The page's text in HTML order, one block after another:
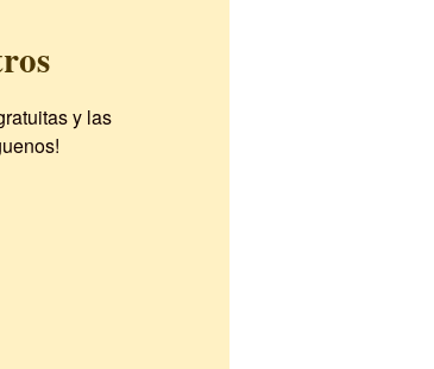
y las